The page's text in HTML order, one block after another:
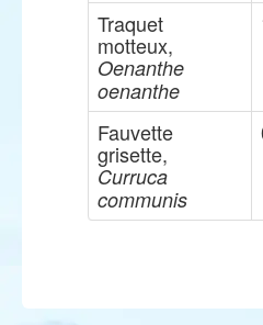
Traquet
motteux,
Oenanthe
oenanthe
Fauvette
grisette,
Curruca
communis